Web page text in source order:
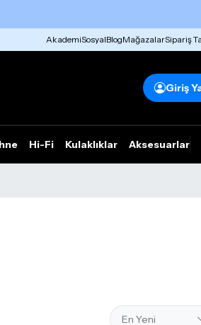
AkademiSosyalBlogMağazalarSipariş
Giriş
Hi-Fi Kulaklıklar Aksesuarlar